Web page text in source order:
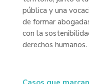
pública y una
de formar
con la
derechos humanos.